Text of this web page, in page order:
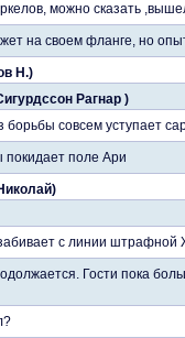
можно сказать
на своем фланге, но
Н.)
Рагнар )
борьбы совсем уступает
покидает поле Ари
с линии штрафной
Гости пока